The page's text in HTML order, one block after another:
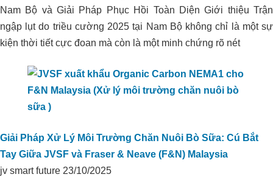
Vissan_Bình Thuận
Nam Bộ và Giải Pháp Phục Hồi Toàn Diện Giới thiệu Trận
ngập lụt do triều cường 2025 tại Nam Bộ không chỉ là một sự
kiện thời tiết cực đoan mà còn là một minh chứng rõ nét
Giải Pháp Xử Lý Môi Trường Chăn Nuôi Bò Sữa: Cú Bắt
Tay Giữa JVSF và Fraser & Neave (F&N) Malaysia
jv smart future 23/10/2025